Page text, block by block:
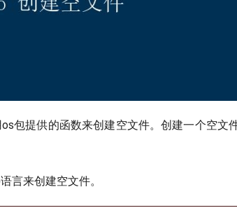
包提供的函数来创建空文件。创建一个空文
言来创建空文件。